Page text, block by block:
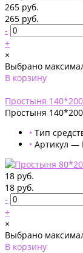
265 руб.
265 руб.
-
+
×
Выбрано
В корзину
Простыня
Простыня
• Тип
• Артикул —
18 руб.
18 руб.
-
+
×
Выбрано
В корзину